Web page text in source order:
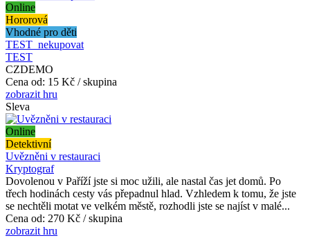
Online
Hororová
Vhodné pro děti
TEST_nekupovat
TEST
CZDEMO
Cena od: 15 Kč / skupina
zobrazit hru
Sleva
Online
Detektivní
Uvězněni v restauraci
Kryptograf
Dovolenou v Paříží jste si moc užili, ale nastal čas jet domů. Po
třech hodinách cesty vás přepadnul hlad. Vzhledem k tomu, že jste
se nechtěli motat ve velkém městě, rozhodli jste se najíst v malé...
Cena od: 270 Kč / skupina
zobrazit hru